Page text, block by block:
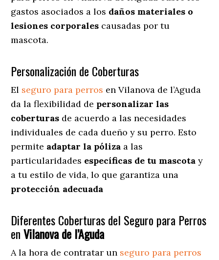
gastos asociados a los daños materiales o
lesiones corporales causadas por tu
mascota.
Personalización de Coberturas
El seguro para perros en Vilanova de l’Aguda
da la flexibilidad de personalizar las
coberturas de acuerdo a las necesidades
individuales de cada dueño y su perro. Esto
permite adaptar la póliza a las
particularidades específicas de tu mascota y
a tu estilo de vida, lo que garantiza una
protección adecuada
Diferentes Coberturas del Seguro para Perros
en Vilanova de l’Aguda
A la hora de contratar un seguro para perros